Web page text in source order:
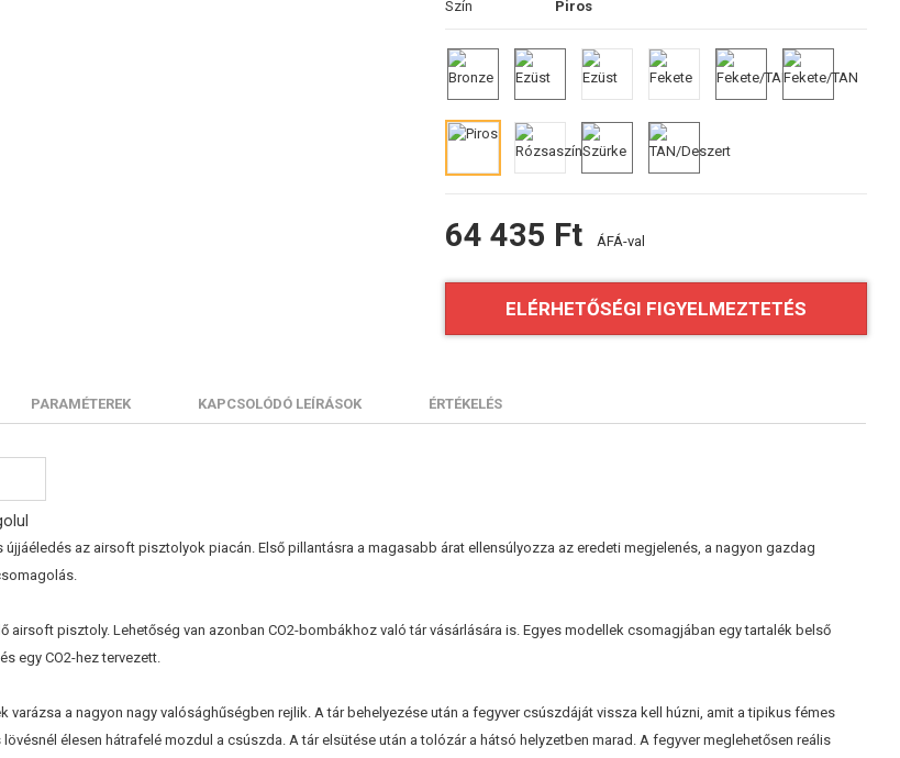
Szín
Piros
64 435 Ft ÁFÁ-val
ELÉRHETŐSÉGI FIGYELMEZTETÉS
PARAMÉTEREK KAPCSOLÓDÓ LEÍRÁSOK ÉRTÉKELÉS
az airsoft pisztolyok piacán. Első pillantásra a magasabb árat ellensúlyozza az eredeti megjelenés, a nagyon gazdag
airsoft pisztoly. Lehetőség van azonban CO2-bombákhoz való tár vásárlására is. Egyes modellek csomagjában egy tartalék belső
egy CO2-hez tervezett.
varázsa a nagyon nagy valósághűségben rejlik. A tár behelyezése után a fegyver csúszdáját vissza kell húzni, amit a tipikus fémes
lövésnél élesen hátrafelé mozdul a csúszda. A tár elsütése után a tolózár a hátsó helyzetben marad. A fegyver meglehetősen reális